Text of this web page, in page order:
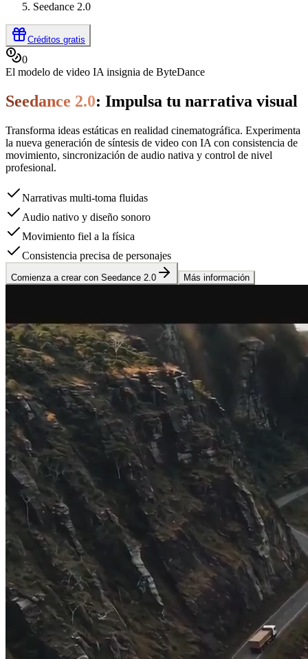
Seedance 2.0
Créditos gratis
0
El modelo de video IA insignia de ByteDance
Seedance 2.0: Impulsa tu narrativa visual
Transforma ideas estáticas en realidad cinematográfica. Experimenta
la nueva generación de síntesis de video con IA con consistencia de
movimiento, sincronización de audio nativa y control de nivel
profesional.
Narrativas multi-toma fluidas
Audio nativo y diseño sonoro
Movimiento fiel a la física
Consistencia precisa de personajes
Comienza a crear con Seedance 2.0 Más información